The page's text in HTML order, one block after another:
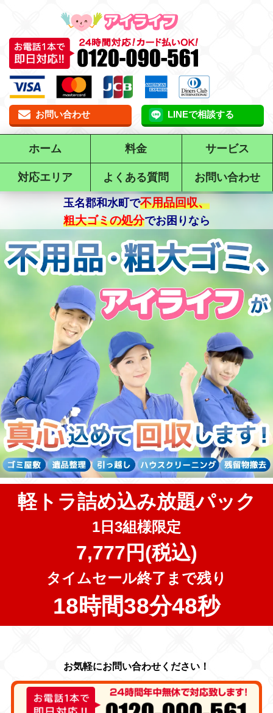
お問い合わせ LINEで相談する
ホーム 料金 サービス
対応エリア よくある質問 お問い合わせ
で不用品回収、
粗大ゴミの処分でお困りなら
軽トラ詰め込み放題パック
1日3組様限定
7,777円(税込)
タイムセール終了まで残り
18時間38分46秒